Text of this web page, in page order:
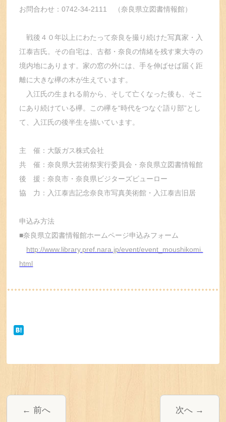
お問合わせ：0742-34-2111 （奈良県立図書情報館）
戦後４０年以上にわたって奈良を撮り続けた写真家・入
江泰吉氏。その自宅は、古都・奈良の情緒を残す東大寺の
境内地にあります。家の窓の外には、手を伸ばせば届く距
離に大きな欅の木が生えています。
入江氏の生まれる前から、そして亡くなった後も、そこ
にあり続けている欅。この欅を“時代をつなぐ語り部”とし
て、入江氏の後半生を描いています。
主 催：大阪ガス株式会社
共 催：奈良県大芸術祭実行委員会・奈良県立図書情報館
後 援：奈良市・奈良県ビジターズビューロー
協 力：入江泰吉記念奈良市写真美術館・入江泰吉旧居
申込み方法
■奈良県立図書情報館ホームページ申込みフォーム
http://www.library.pref.nara.jp/event/event_moushikomi.
html
前へ 次へ